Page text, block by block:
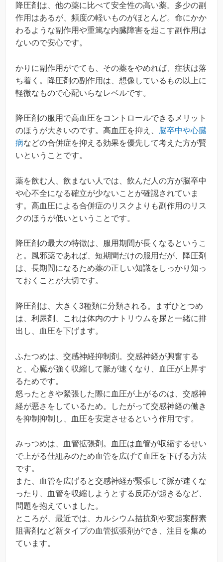
降圧剤は、他の薬に比べて安全性の高い薬。多少の副
作用はあるが、頻度の軽いものがほとんど。命にかか
わるような副作用や重篤な内臓障害を起こす副作用は
ないので安心です。
かりに副作用がでても、その薬をやめれば、症状は落
ち着く。降圧剤の副作用は、想像しているもの以上に
軽微なもので心配いらなレベルです。
降圧剤の服用で高血圧をコントロールできるメリット
のほうが大きいのです。高血圧を抑え、
脳卒中や心臓
病などの合併症を抑える効果を優先して考えた方が賢
いということです。
薬を飲む人、飲まない人では、飲んだ人の方が脳卒中
や心不全になる確立が少ないことが確認されていま
す。高血圧による合併症のリスクよりも副作用のリス
クのほうが低いということです。
降圧剤の最大の特徴は、服用期間が長くなるというこ
と。風邪薬であれば、短期間だけの服用だが、降圧剤
は、長期間になるため薬の正しい知識をしっかり知っ
ておくことが大切です。
降圧剤は、大きく3種類に分類される。まずひとつめ
は、利尿剤、これは体内のナトリウムを尿と一緒に排
出し、血圧を下げます。
ふたつめは、交感神経抑制剤。交感神経が興奮する
と、心臓が強く収縮して脈が速くなり、血圧が上昇す
るためです。
怒ったときや緊張した際に血圧が上がるのは、交感神
経が悪さをしているため。したがって交感神経の働き
を抑制抑制し、血圧を安定させるという作用です。
みっつめは、血管拡張剤。血圧は血管が収縮するせい
で上がる仕組みのため血管を広げて血圧を下げる方法
です。
また、血管を広げると交感神経が緊張して脈が速くな
ったり、血管を収縮しようとする反応が起きるなど、
問題を抱えていました。
ところが、最近では、カルシウム拮抗剤や変起案酵素
阻害剤など新タイプの血管拡張剤ができ、注目を集め
ています。